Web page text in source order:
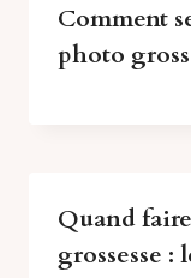
Comment
photo
Quand
grossesse :